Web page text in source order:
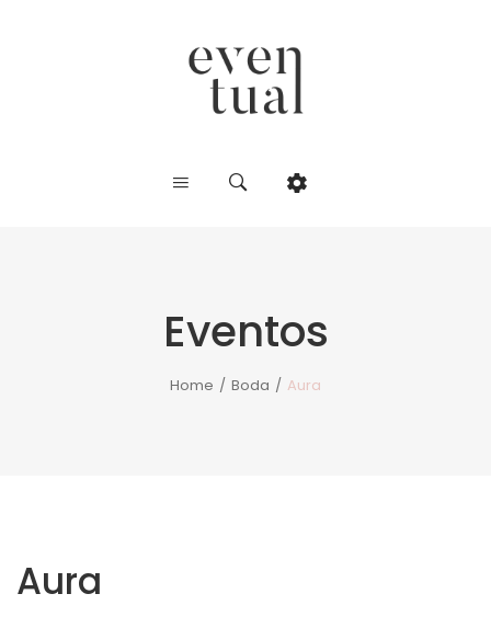
Eventos
Home / Boda / Aura
Aura